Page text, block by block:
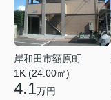
岸和田市額原町
1K (24.00㎡)
4.1万円